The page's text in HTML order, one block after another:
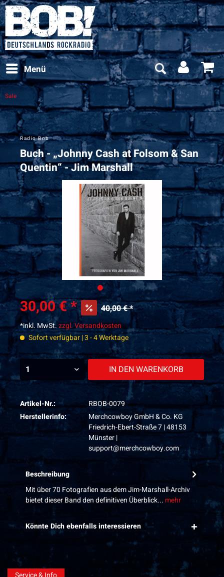
Menü
Sale
Radio Bob
Buch - „Johnny Cash at Folsom & San
Quentin“ - Jim Marshall
30,00 € * 40,00 € *
*inkl. MwSt.zzgl. Versandkosten
Sofort verfügbar | 3 - 4 Werktage
IN DEN WARENKORB
Artikel-Nr.:
RBOB-0079
Herstellerinfo:
Merchcowboy GmbH & Co. KG
Friedrich-Ebert-Straße 7 | 48153
Münster |
support@merchcowboy.com
Beschreibung
Mit über 70 Fotografien aus dem Jim-Marshall-Archiv
bietet dieser Band den definitiven Überblick... mehr
Könnte Dich ebenfalls interessieren